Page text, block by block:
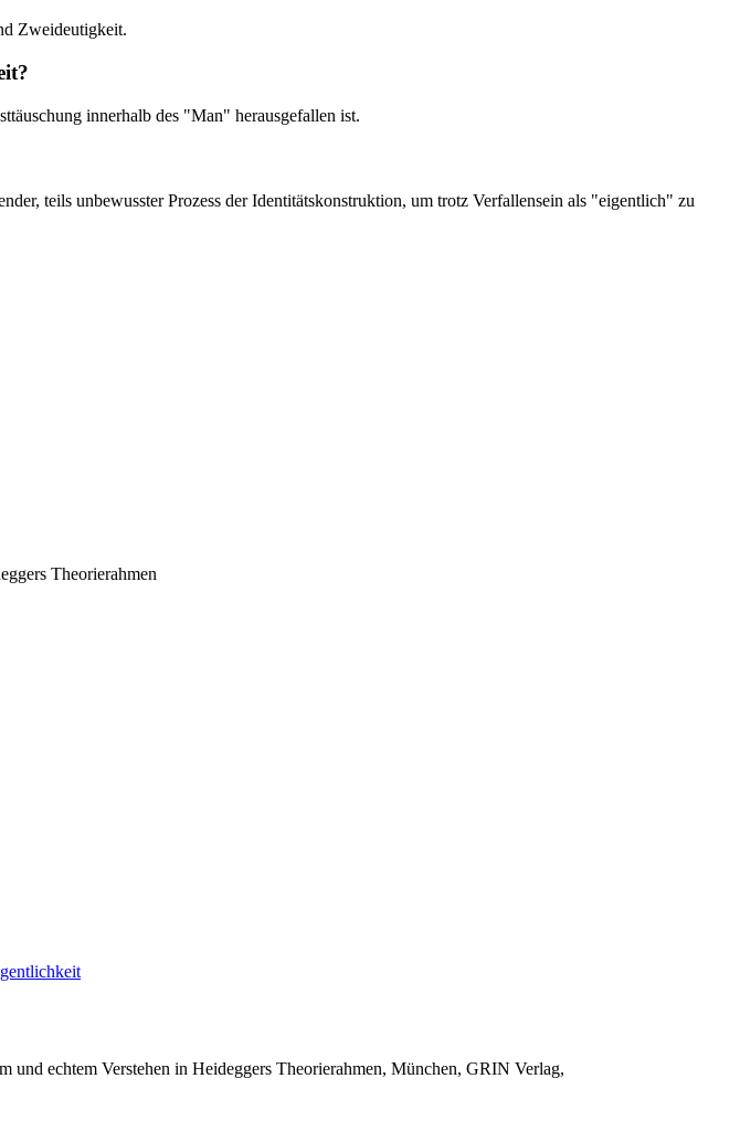
Zweideutigkeit.
innerhalb des "Man" herausgefallen ist.
teils unbewusster Prozess der Identitätskonstruktion, um trotz Verfallensein als "eigentlich" zu
Theorierahmen
und echtem Verstehen in Heideggers Theorierahmen, München, GRIN Verlag,